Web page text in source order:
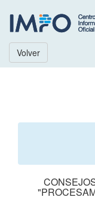
Volver